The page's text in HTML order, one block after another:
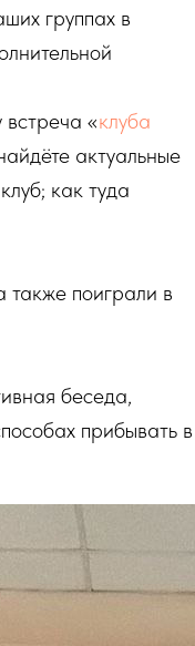
группах в
«клуба
актуальные
как туда
также поиграли в
беседа,
прибывать в